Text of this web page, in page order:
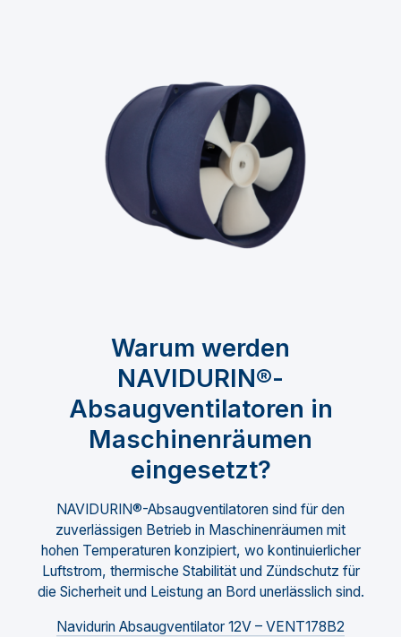
Warum werden
NAVIDURIN®-
Absaugventilatoren in
Maschinenräumen
eingesetzt?
NAVIDURIN®-Absaugventilatoren sind für den
zuverlässigen Betrieb in Maschinenräumen mit
hohen Temperaturen konzipiert, wo kontinuierlicher
Luftstrom, thermische Stabilität und Zündschutz für
die Sicherheit und Leistung an Bord unerlässlich sind.
Navidurin Absaugventilator 12V – VENT178B2